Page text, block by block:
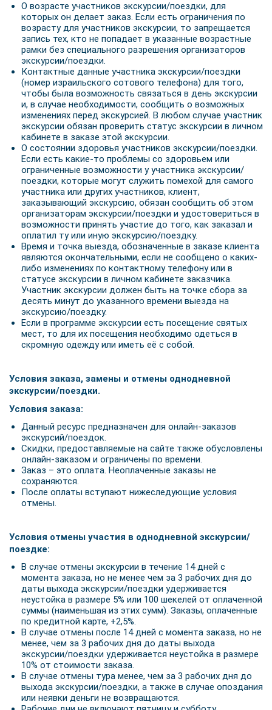
О возрасте участников экскурсии/поездки, для
которых он делает заказ. Если есть ограничения по
возрасту для участников экскурсии, то запрещается
запись тех, кто не попадает в указанные возрастные
рамки без специального разрешения организаторов
экскурсии/поездки.
Контактные данные участника экскурсии/поездки
(номер израильского сотового телефона) для того,
чтобы была возможность связаться в день экскурсии
и, в случае необходимости, сообщить о возможных
изменениях перед экскурсией. В любом случае участник
экскурсии обязан проверить статус экскурсии в личном
кабинете в заказе этой экскурсии.
О состоянии здоровья участников экскурсии/поездки.
Если есть какие-то проблемы со здоровьем или
ограниченные возможности у участника экскурсии/
поездки, которые могут служить помехой для самого
участника или других участников, клиент,
заказывающий экскурсию, обязан сообщить об этом
организаторам экскурсии/поездки и удостовериться в
возможности принять участие до того, как заказал и
оплатил ту или иную экскурсию/поездку.
Время и точка выезда, обозначенные в заказе клиента
являются окончательными, если не сообщено о каких-
либо изменениях по контактному телефону или в
статусе экскурсии в личном кабинете заказчика.
Участник экскурсии должен быть на точке сбора за
десять минут до указанного времени выезда на
экскурсию/поездку.
Если в программе экскурсии есть посещение святых
мест, то для их посещения необходимо одеться в
скромную одежду или иметь её с собой.
Условия заказа, замены и отмены однодневной
экскурсии/поездки.
Условия заказа:
Данный ресурс предназначен для онлайн-заказов
экскурсий/поездок.
Скидки, предоставляемые на сайте также обусловлены
онлайн-заказом и ограничены по времени.
Заказ – это оплата. Неоплаченные заказы не
сохраняются.
После оплаты вступают нижеследующие условия
отмены.
Условия отмены участия в однодневной экскурсии/
поездке:
В случае отмены экскурсии в течение 14 дней с
момента заказа, но не менее чем за 3 рабочих дня до
даты выхода экскурсии/поездки удерживается
неустойка в размере 5% или 100 шекелей от оплаченной
суммы (наименьшая из этих сумм). Заказы, оплаченные
по кредитной карте, +2,5%.
В случае отмены после 14 дней с момента заказа, но не
менее, чем за 3 рабочих дня до даты выхода
экскурсии/поездки удерживается неустойка в размере
10% от стоимости заказа.
В случае отмены тура менее, чем за 3 рабочих дня до
выхода экскурсии/поездки, а также в случае опоздания
или неявки деньги не возвращаются.